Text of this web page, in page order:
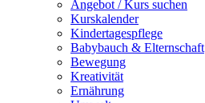
Angebot / Kurs suchen
Kurskalender
Kindertagespflege
Babybauch & Elternschaft
Bewegung
Kreativität
Ernährung